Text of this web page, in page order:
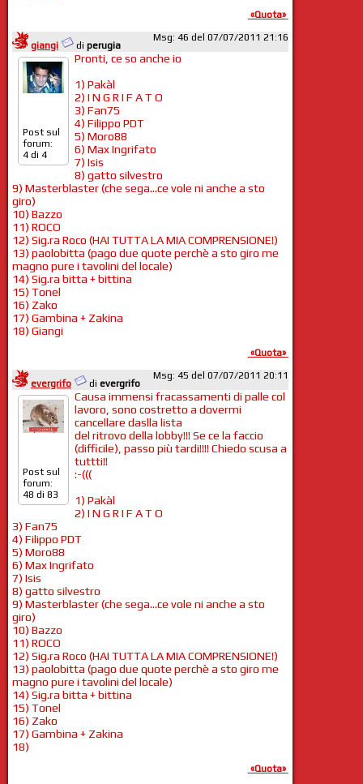
«Quota»
giangi di perugia
Msg: 46 del 07/07/2011 21:16
Post sul
forum:
4 di 4
Pronti, ce so anche io
1) Pakàl
2) I N G R I F A T O
3) Fan75
4) Filippo PDT
5) Moro88
6) Max Ingrifato
7) Isis
8) gatto silvestro
9) Masterblaster (che sega...ce vole ni anche a sto
giro)
10) Bazzo
11) ROCO
12) Sig.ra Roco (HAI TUTTA LA MIA COMPRENSIONE!)
13) paolobitta (pago due quote perchè a sto giro me
magno pure i tavolini del locale)
14) Sig.ra bitta + bittina
15) Tonel
16) Zako
17) Gambina + Zakina
18) Giangi
«Quota»
evergrifo di evergrifo
Msg: 45 del 07/07/2011 20:11
Post sul
forum:
48 di 83
Causa immensi fracassamenti di palle col
lavoro, sono costretto a dovermi
cancellare daslla lista
del ritrovo della lobby!!! Se ce la faccio
(difficile), passo più tardi!!!! Chiedo scusa a
tuttti!!
:-(((
1) Pakàl
2) I N G R I F A T O
3) Fan75
4) Filippo PDT
5) Moro88
6) Max Ingrifato
7) Isis
8) gatto silvestro
9) Masterblaster (che sega...ce vole ni anche a sto
giro)
10) Bazzo
11) ROCO
12) Sig.ra Roco (HAI TUTTA LA MIA COMPRENSIONE!)
13) paolobitta (pago due quote perchè a sto giro me
magno pure i tavolini del locale)
14) Sig.ra bitta + bittina
15) Tonel
16) Zako
17) Gambina + Zakina
18)
«Quota»